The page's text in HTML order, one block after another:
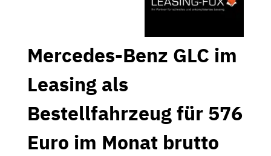
Mercedes-Benz GLC im
Leasing als
Bestellfahrzeug für 576
Euro im Monat brutto